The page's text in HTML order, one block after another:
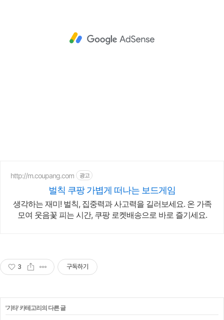
http://m.coupang.com 광고
벌칙 쿠팡 가볍게 떠나는 보드게임
생각하는 재미! 벌칙, 집중력과 사고력을 길러보세요. 온 가족
모여 웃음꽃 피는 시간, 쿠팡 로켓배송으로 바로 즐기세요.
3 구독하기
'기타' 카테고리의 다른 글